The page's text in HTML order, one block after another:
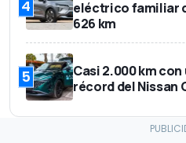
4
eléctrico familiar
626 km
5
Casi 2.000 km
récord del Nissan